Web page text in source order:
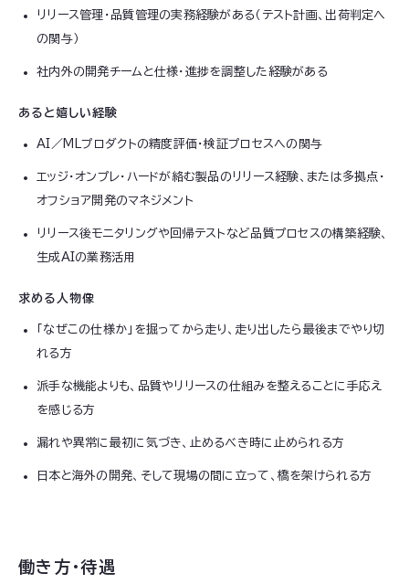
リリース管理・品質管理の実務経験がある（テスト計画、出荷判定へ
の関与）
社内外の開発チームと仕様・進捗を調整した経験がある
あると嬉しい経験
AI／MLプロダクトの精度評価・検証プロセスへの関与
エッジ・オンプレ・ハードが絡む製品のリリース経験、または多拠点・
オフショア開発のマネジメント
リリース後モニタリングや回帰テストなど品質プロセスの構築経験、
生成AIの業務活用
求める人物像
「なぜこの仕様か」を掘ってから走り、走り出したら最後までやり切
れる方
派手な機能よりも、品質やリリースの仕組みを整えることに手応え
を感じる方
漏れや異常に最初に気づき、止めるべき時に止められる方
日本と海外の開発、そして現場の間に立って、橋を架けられる方
働き方・待遇